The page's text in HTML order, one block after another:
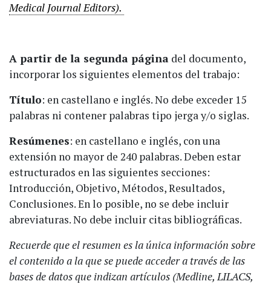
Medical Journal Editors).
A partir de la segunda página del documento,
incorporar los siguientes elementos del trabajo:
Título: en castellano e inglés. No debe exceder 15
palabras ni contener palabras tipo jerga y/o siglas.
Resúmenes: en castellano e inglés, con una
extensión no mayor de 240 palabras. Deben estar
estructurados en las siguientes secciones:
Introducción, Objetivo, Métodos, Resultados,
Conclusiones. En lo posible, no se debe incluir
abreviaturas. No debe incluir citas bibliográficas.
Recuerde que el resumen es la única información sobre
el contenido a la que se puede acceder a través de las
bases de datos que indizan artículos (Medline, LILACS,